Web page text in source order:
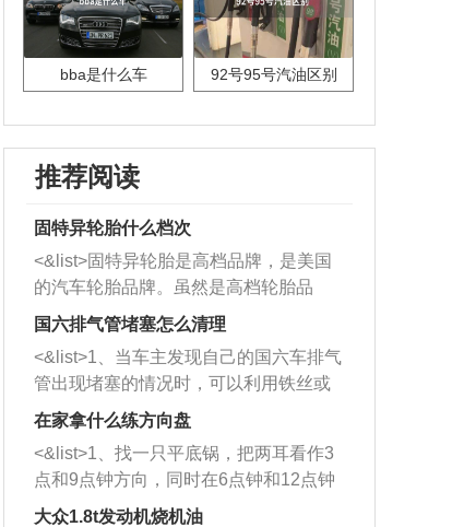
bba是什么车 92号95号汽油区别
推荐阅读
固特异轮胎什么档次
<&list>固特异轮胎是高档品牌，是美国
的汽车轮胎品牌。虽然是高档轮胎品
牌，但是中高低端的轮胎都有生产，这
也是为了更好的开拓市场。
国六排气管堵塞怎么清理
<&list>1、当车主发现自己的国六车排气
管出现堵塞的情况时，可以利用铁丝或
者是细棍，直接将杂物给取出来，如果
堵塞情况比较严重，也可以采取应急措
施。 <&list>2、直接利用木棍将所有的
杂物推到排气管里面的位置处，然后将
三元催化器拆解开，就可以将堵塞的东
在家拿什么练方向盘
<&list>1、找一只平底锅，把两耳看作3
点和9点钟方向，同时在6点钟和12点钟
方向做一个标记。 <&list>2、双手握住
大众1.8t发动机烧机油